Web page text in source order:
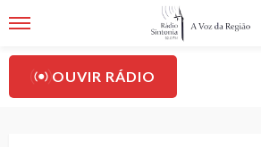
OUVIR RÁDIO